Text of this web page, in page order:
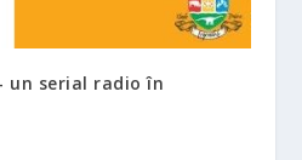
un serial radio în